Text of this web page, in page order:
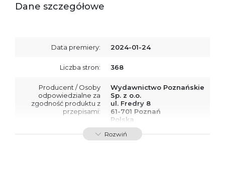
Dane szczegółowe
Data premiery: 2024-01-24
Liczba stron: 368
Producent / Osoby
odpowiedzialne za
zgodność produktu z
przepisami:
Wydawnictwo Poznańskie
Sp. z o.o.
ul. Fredry 8
61-701 Poznań
Polska
kontakt@wydajenamsie.pl
+48 61 623 38 38
Rozwiń